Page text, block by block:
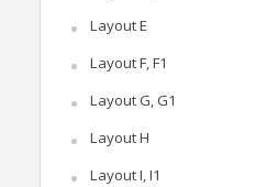
Layout E
Layout F, F1
Layout G, G1
Layout H
Layout I, I1